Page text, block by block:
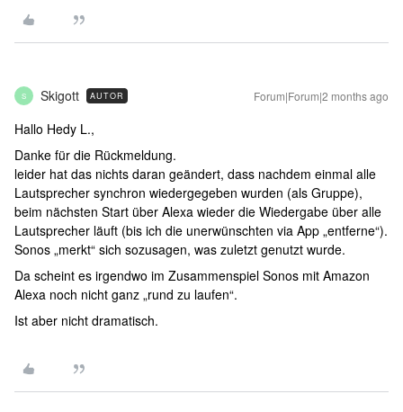
S Skigott AUTOR Forum|Forum|2 months ago
Hallo Hedy L.,
Danke für die Rückmeldung.
leider hat das nichts daran geändert, dass nachdem einmal alle
Lautsprecher synchron wiedergegeben wurden (als Gruppe),
beim nächsten Start über Alexa wieder die Wiedergabe über alle
Lautsprecher läuft (bis ich die unerwünschten via App „entferne“).
Sonos „merkt“ sich sozusagen, was zuletzt genutzt wurde.
Da scheint es irgendwo im Zusammenspiel Sonos mit Amazon
Alexa noch nicht ganz „rund zu laufen“.
Ist aber nicht dramatisch.